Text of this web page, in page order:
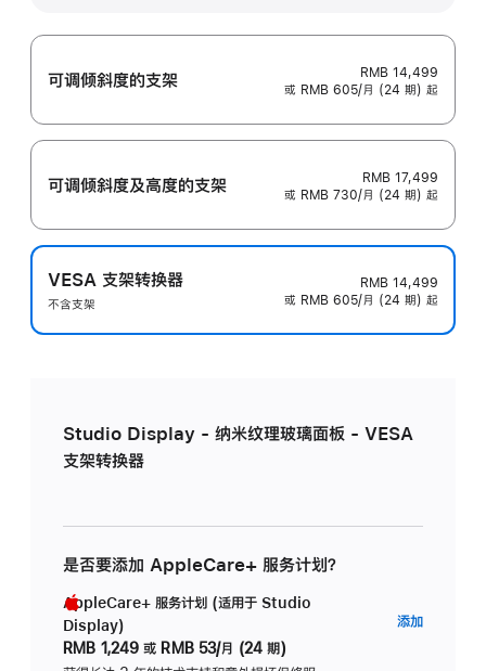
可调倾斜度的支架
RMB 14,499
或 RMB 605/月 (24 期) 起
可调倾斜度及高‍度的支‍架
RMB 17,499
或 RMB 730/月 (24 期) 起
VESA 支架转换器
不含支架
RMB 14,499
或 RMB 605/月 (24 期) 起
Studio Display - 纳米纹理玻璃面板 - VESA
支架转换器
是否要添加 AppleCare+ 服务计划？
AppleCare+ 服务计划 (适用于 Studio
Display)
RMB 1,249 或 RMB 53/月 (24 期)
添加